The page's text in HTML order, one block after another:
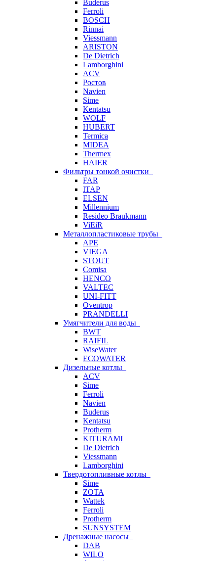
Buderus
Ferroli
BOSCH
Rinnai
Viessmann
ARISTON
De Dietrich
Lamborghini
ACV
Ростов
Navien
Sime
Kentatsu
WOLF
HUBERT
Termica
MIDEA
Thermex
HAIER
Фильтры тонкой очистки
FAR
ITAP
ELSEN
Millennium
Resideo Braukmann
ViEiR
Металлопластиковые трубы
APE
VIEGA
STOUT
Comisa
HENCO
VALTEC
UNI-FITT
Oventrop
PRANDELLI
Умягчители для воды
BWT
RAIFIL
WiseWater
ECOWATER
Дизельные котлы
ACV
Sime
Ferroli
Navien
Buderus
Kentatsu
Protherm
KITURAMI
De Dietrich
Viessmann
Lamborghini
Твердотопливные котлы
Sime
ZOTA
Wattek
Ferroli
Protherm
SUNSYSTEM
Дренажные насосы
DAB
WILO